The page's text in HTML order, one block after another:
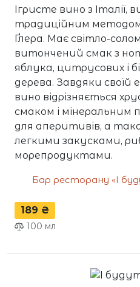
Ігристе вино з Італії,
традиційним
Ґлера. Має світло-
витончений смак з
яблука, цитрусових і
дерева. Завдяки своїй
вино відрізняється
смаком і мінеральним
для аперитивів, а
легкими закусками,
морепродуктами.
Бар ресторану «І
189 ₴
100 мл